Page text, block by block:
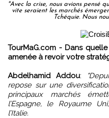
''Avec la crise, nous avions pensé
vite seraient les marchés
Tchéquie. Nous
TourMaG.com - Dans quelle mesure la crise vous a-t-elle
amenée à revoir votre
Abdelhamid Addou:
repose sur une
principaux marchés
l’Espagne, le Royaume
l’Italie.